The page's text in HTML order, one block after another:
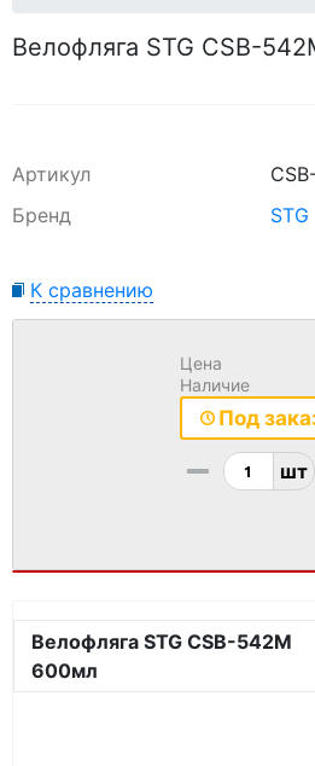
Велофляга STG CSB-
Артикул
Бренд
STG
К сравнению
Цена
Наличие
Под
- шт
Велофляга STG CSB-542M
600мл